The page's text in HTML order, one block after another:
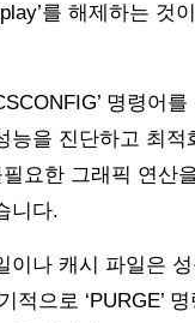
를 해제하는 것
명령어를
능을 진단하고 최적
요한 그래픽 연산
니다.
이나 캐시 파일은
적으로 ‘PURGE’